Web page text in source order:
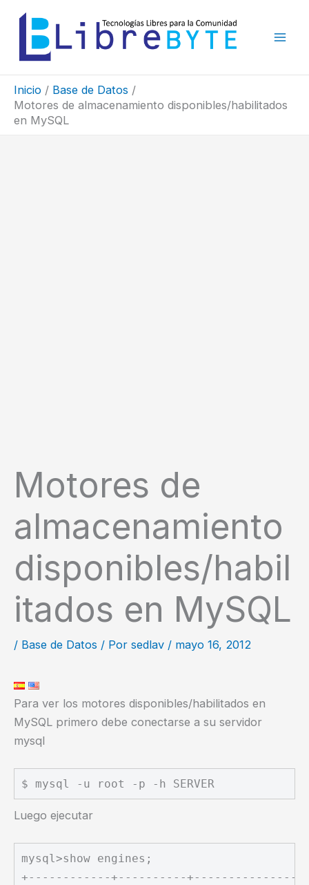
contenido
Inicio
Base de Datos
Motores de almacenamiento disponibles/habilitados
en MySQL
Motores de
almacenamiento
disponibles/habil
itados en MySQL
/ Base de Datos / Por sedlav / mayo 16, 2012
Para ver los motores disponibles/habilitados en
MySQL primero debe conectarse a su servidor
mysql
Luego ejecutar
mysql>show engines;
+------------+----------